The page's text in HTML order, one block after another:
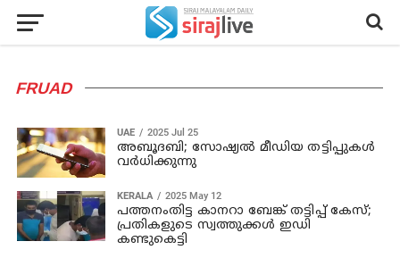
FRUAD
UAE 2025 Jul 25
അബൂദബി; സോഷ്യൽ മീഡിയ തട്ടിപ്പുകൾ
വർധിക്കുന്നു
KERALA 2025 May 12
പത്തനംതിട്ട കാനറാ ബേങ്ക് തട്ടിപ്പ് കേസ്;
പ്രതികളുടെ സ്വത്തുക്കള്‍ ഇഡി
കണ്ടുകെട്ടി